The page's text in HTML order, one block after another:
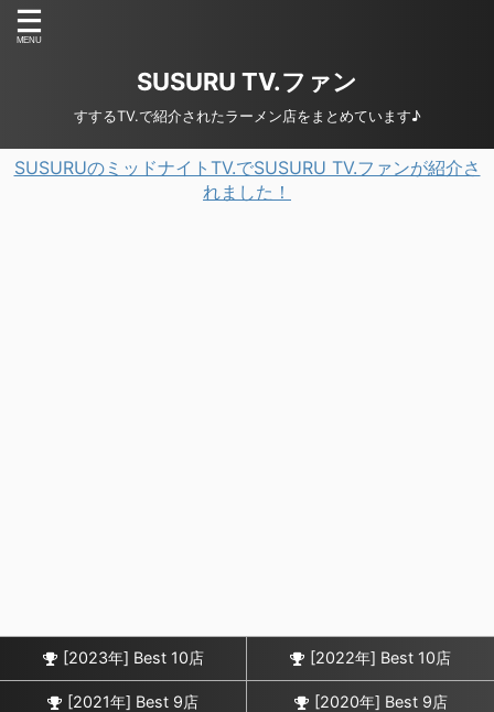
SUSURU TV.ファン
すするTV.で紹介されたラーメン店をまとめています♪
SUSURUのミッドナイトTV.でSUSURU TV.ファンが紹介さ
れました！
[2023年] Best 10店 [2022年] Best 10店
[2021年] Best 9店 [2020年] Best 9店